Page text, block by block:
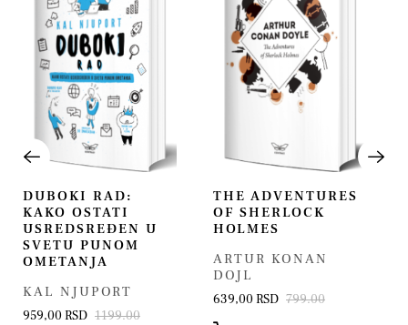
DUBOKI RAD:
KAKO OSTATI
USREDSREĐEN U
SVETU PUNOM
OMETANJA
KAL NJUPORT
959,00 RSD 1199.00
THE ADVENTURES
OF SHERLOCK
HOLMES
ARTUR KONAN
DOJL
639,00 RSD 799.00